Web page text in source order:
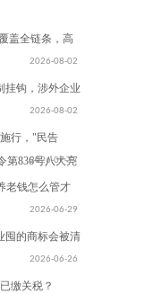
盖全链条，高
2026-08-02
挂钩，涉外企业
2026-08-02
行，"民告
836号八大亮
2026-07-17
老钱怎么管才
2026-06-29
囤的商标会被清
2026-06-26
缴关税？